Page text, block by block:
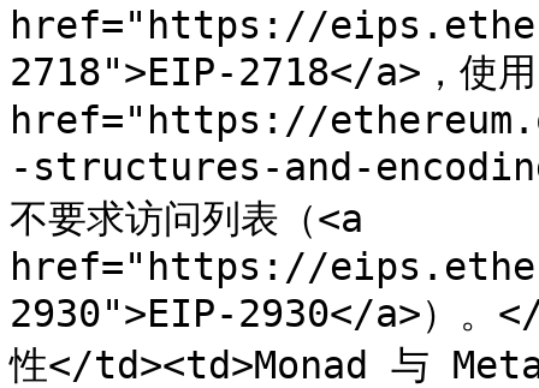
href="https://
2718">EIP-2718</a>，使
href="https://
-structures-and-
不要求访问列表（<a
href="https://
2930">EIP-2930</a>）
性</td><td>Monad 与